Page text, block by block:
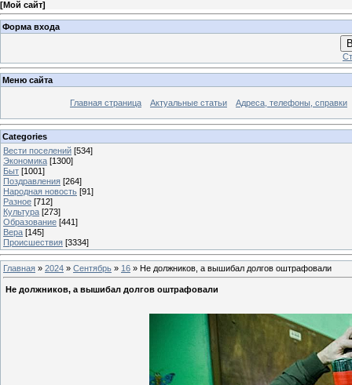
[Мой сайт]
Форма входа
Меню сайта
Главная страница Актуальные статьи Адреса, телефоны, справки
Categories
Вести поселений [534]
Экономика [1300]
Быт [1001]
Поздравления [264]
Народная новость [91]
Разное [712]
Культура [273]
Образование [441]
Вера [145]
Происшествия [3334]
Главная » 2024 » Сентябрь » 16 » Не должников, а вышибал долгов оштрафовали
Не должников, а вышибал долгов оштрафовали